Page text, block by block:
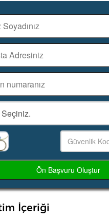
Ön Başvuru Oluştur
İçeriği